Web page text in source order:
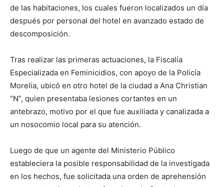
de las habitaciones, los cuales fueron localizados un día
después por personal del hotel en avanzado estado de
descomposición.
Tras realizar las primeras actuaciones, la Fiscalía
Especializada en Feminicidios, con apoyo de la Policía
Morelia, ubicó en otro hotel de la ciudad a Ana Christian
“N”, quien presentaba lesiones cortantes en un
antebrazo, motivo por el que fue auxiliada y canalizada a
un nosocomio local para su atención.
Luego de que un agente del Ministerio Público
estableciera la posible responsabilidad de la investigada
en los hechos, fue solicitada una orden de aprehensión